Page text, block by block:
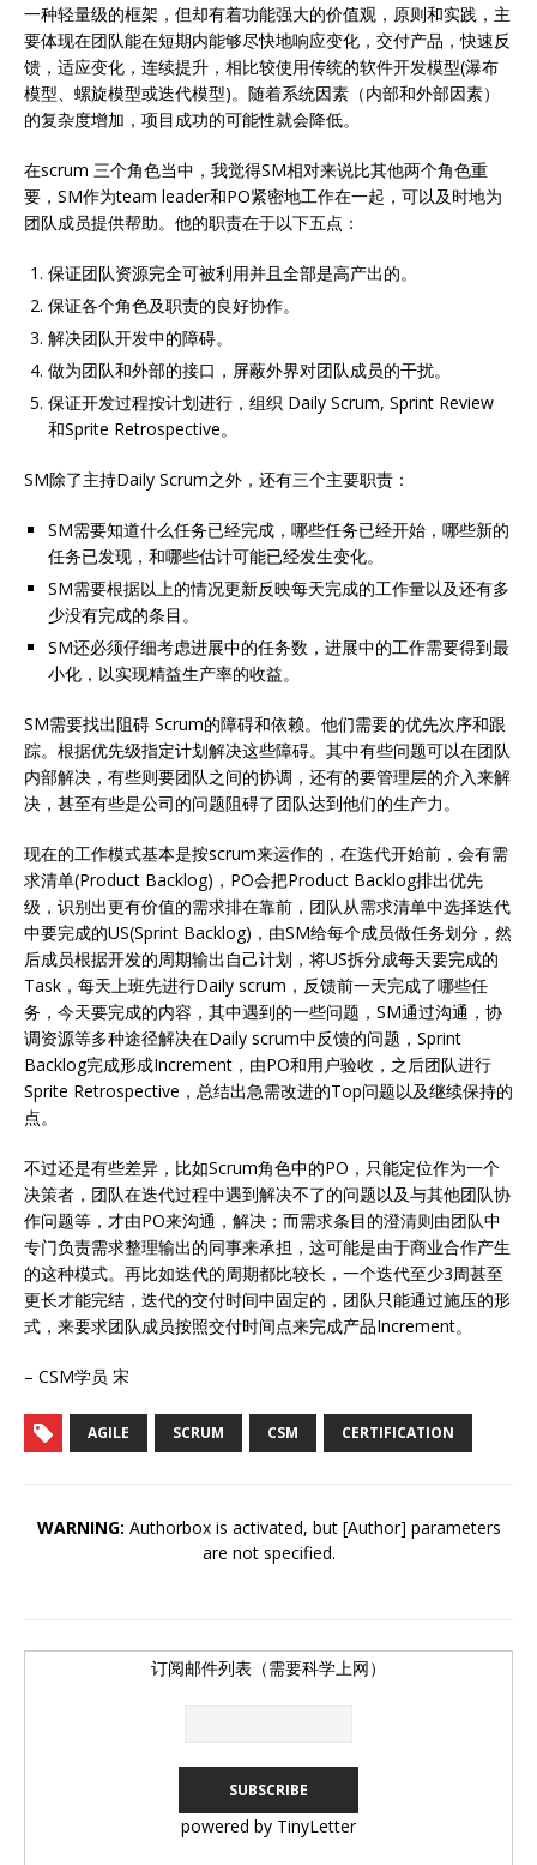
一种轻量级的框架，但却有着功能强大的价值观，原则和实践，主
要体现在团队能在短期内能够尽快地响应变化，交付产品，快速反
馈，适应变化，连续提升，相比较使用传统的软件开发模型(瀑布
模型、螺旋模型或迭代模型)。随着系统因素（内部和外部因素）
的复杂度增加，项目成功的可能性就会降低。
在scrum 三个角色当中，我觉得SM相对来说比其他两个角色重
要，SM作为team leader和PO紧密地工作在一起，可以及时地为
团队成员提供帮助。他的职责在于以下五点：
保证团队资源完全可被利用并且全部是高产出的。
保证各个角色及职责的良好协作。
解决团队开发中的障碍。
做为团队和外部的接口，屏蔽外界对团队成员的干扰。
保证开发过程按计划进行，组织 Daily Scrum, Sprint Review
和Sprite Retrospective。
SM除了主持Daily Scrum之外，还有三个主要职责：
SM需要知道什么任务已经完成，哪些任务已经开始，哪些新的
任务已发现，和哪些估计可能已经发生变化。
SM需要根据以上的情况更新反映每天完成的工作量以及还有多
少没有完成的条目。
SM还必须仔细考虑进展中的任务数，进展中的工作需要得到最
小化，以实现精益生产率的收益。
SM需要找出阻碍 Scrum的障碍和依赖。他们需要的优先次序和跟
踪。根据优先级指定计划解决这些障碍。其中有些问题可以在团队
内部解决，有些则要团队之间的协调，还有的要管理层的介入来解
决，甚至有些是公司的问题阻碍了团队达到他们的生产力。
现在的工作模式基本是按scrum来运作的，在迭代开始前，会有需
求清单(Product Backlog)，PO会把Product Backlog排出优先
级，识别出更有价值的需求排在靠前，团队从需求清单中选择迭代
中要完成的US(Sprint Backlog)，由SM给每个成员做任务划分，然
后成员根据开发的周期输出自己计划，将US拆分成每天要完成的
Task，每天上班先进行Daily scrum，反馈前一天完成了哪些任
务，今天要完成的内容，其中遇到的一些问题，SM通过沟通，协
调资源等多种途径解决在Daily scrum中反馈的问题，Sprint
Backlog完成形成Increment，由PO和用户验收，之后团队进行
Sprite Retrospective，总结出急需改进的Top问题以及继续保持的
点。
不过还是有些差异，比如Scrum角色中的PO，只能定位作为一个
决策者，团队在迭代过程中遇到解决不了的问题以及与其他团队协
作问题等，才由PO来沟通，解决；而需求条目的澄清则由团队中
专门负责需求整理输出的同事来承担，这可能是由于商业合作产生
的这种模式。再比如迭代的周期都比较长，一个迭代至少3周甚至
更长才能完结，迭代的交付时间中固定的，团队只能通过施压的形
式，来要求团队成员按照交付时间点来完成产品Increment。
– CSM学员 宋
AGILE SCRUM CSM CERTIFICATION
WARNING: Authorbox is activated, but [Author] parameters
are not specified.
订阅邮件列表（需要科学上网）
powered by TinyLetter